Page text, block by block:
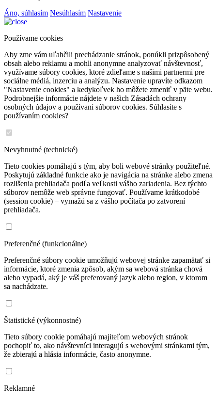
Áno, súhlasím Nesúhlasím Nastavenie
Používame cookies
Aby zme vám uľahčili prechádzanie stránok, ponúkli prizpôsobený
obsah alebo reklamu a mohli anonymne analyzovať návštevnosť,
využívame súbory cookies, ktoré zdieľame s našimi partnermi pre
sociálne médiá, inzerciu a analýzu. Nastavenie upravíte odkazom
"Nastavenie cookies" a kedykoľvek ho môžete zmeniť v päte webu.
Podrobnejšie informácie nájdete v našich Zásadách ochrany
osobných údajov a používaní súborov cookies. Súhlasíte s
používaním cookies?
Nevyhnutné (technické)
Tieto cookies pomáhajú s tým, aby boli webové stránky použiteľné.
Poskytujú základné funkcie ako je navigácia na stránke alebo zmena
rozlišenia prehliadača podľa veľkosti vášho zariadenia. Bez týchto
súborov nemôže web správne fungovať. Používame krátkodobé
(session cookie) – vymažú sa z vášho počítača po zatvorení
prehliadača.
Preferenčné (funkcionálne)
Preferenčné súbory cookie umožňujú webovej stránke zapamätať si
informácie, ktoré zmenia zpôsob, akým sa webová stránka chová
alebo vypadá, aký je váš preferovaný jazyk alebo region, v ktorom
sa nachádzate.
Štatistické (výkonnostné)
Tieto súbory cookie pomáhajú majiteľom webových stránok
pochopiť to, ako návštevníci interagujú s webovými stránkami tým,
že zbierajú a hlásia informácie, často anonymne.
Reklamné